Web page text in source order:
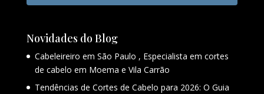
Novidades do Blog
Cabeleireiro em São Paulo , Especialista em cortes
de cabelo em Moema e Vila Carrão
Tendências de Cortes de Cabelo para 2026: O Guia